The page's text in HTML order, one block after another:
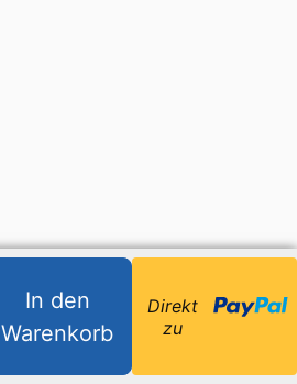
In den
Warenkorb
Direkt
zu